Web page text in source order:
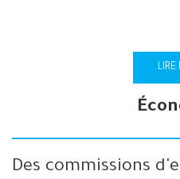
LIRE
Des commissions